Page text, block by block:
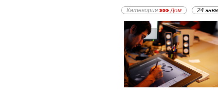
Категория Дом 24